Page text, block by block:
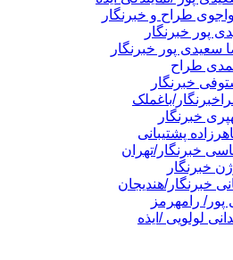
طراح و خبرنگار
پور خبرنگار
سعیدی پور خبرنگار
طراح
خبرنگار
باغملک
خبرنگار
پشتیبانی
خبرنگار/تهران
خبرنگار
خبرنگار/هندیجان
رامهرمز
لولویی /ایذه